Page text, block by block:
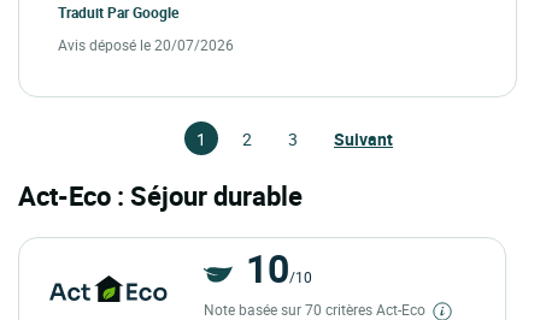
Traduit ParGoogle
Avis déposé le 20/07/2026
1 2 3 Suivant
Act-Eco : Séjour durable
10/10
Note basée sur 70 critères Act-Eco